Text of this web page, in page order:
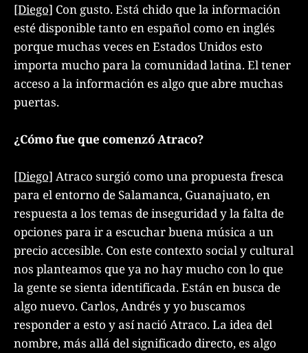
[Diego] Con gusto. Está chido que la información
esté disponible tanto en español como en inglés
porque muchas veces en Estados Unidos esto
importa mucho para la comunidad latina. El tener
acceso a la información es algo que abre muchas
puertas.
¿Cómo fue que comenzó Atraco?
[Diego] Atraco surgió como una propuesta fresca
para el entorno de Salamanca, Guanajuato, en
respuesta a los temas de inseguridad y la falta de
opciones para ir a escuchar buena música a un
precio accesible. Con este contexto social y cultural
nos planteamos que ya no hay mucho con lo que
la gente se sienta identificada. Están en busca de
algo nuevo. Carlos, Andrés y yo buscamos
responder a esto y así nació Atraco. La idea del
nombre, más allá del significado directo, es algo